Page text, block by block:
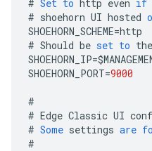
# Set to http even if
# shoehorn UI hosted
SHOEHORN_SCHEME=http
# Should be set to the
SHOEHORN_IP=$
SHOEHORN_PORT=9000
#
# Edge Classic UI
# Some settings are
#